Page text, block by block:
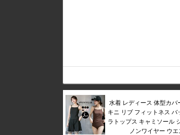
水着 レディース 体型カバ
キニ リブ フィットネス
ラトップス キャミソール
ノンワイヤー ウ